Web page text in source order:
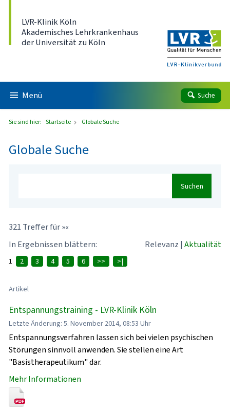
LVR-Klinik Köln
Akademisches Lehrkrankenhaus
der Universität zu Köln
Menü Suche
Sie sind hier: Startseite Globale Suche
Globale Suche
Suchen
321 Treffer für »«
In Ergebnissen blättern:
Relevanz | Aktualität
1 2 3 4 5 6 >> >|
Artikel
Entspannungstraining - LVR-Klinik Köln
Letzte Änderung: 5. November 2014, 08:53 Uhr
Entspannungsverfahren lassen sich bei vielen psychischen
Störungen sinnvoll anwenden. Sie stellen eine Art
"Basistherapeutikum" dar.
Mehr Informationen